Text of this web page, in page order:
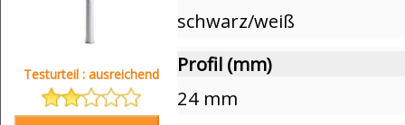
Testurteil : ausreichend
schwarz/weiß
Profil (mm)
24 mm